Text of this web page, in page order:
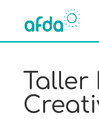
Taller